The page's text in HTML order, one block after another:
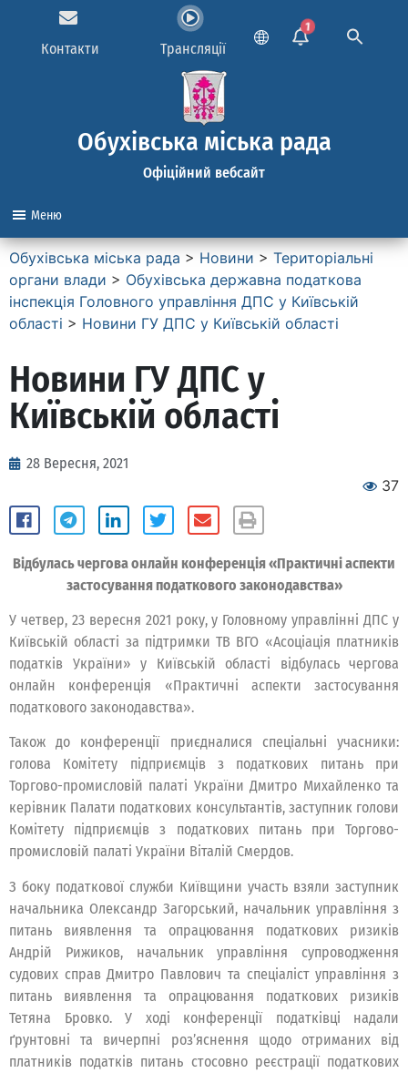
Контакти Трансляції
1
Обухівська міська рада
Офіційний вебсайт
Меню
Обухівська міська рада > Новини > Територіальні
органи влади > Обухівська державна податкова
інспекція Головного управління ДПС у Київській
області > Новини ГУ ДПС у Київській області
Новини ГУ ДПС у
Київській області
28 Вересня, 2021
37
Відбулась чергова онлайн конференція «Практичні аспекти
застосування податкового законодавства»
У четвер, 23 вересня 2021 року, у Головному управлінні ДПС у
Київській області за підтримки ТВ ВГО «Асоціація платників
податків України» у Київській області відбулась чергова
онлайн конференція «Практичні аспекти застосування
податкового законодавства».
Також до конференції приєдналися спеціальні учасники:
голова Комітету підприємців з податкових питань при
Торгово-промисловій палаті України Дмитро Михайленко та
керівник Палати податкових консультантів, заступник голови
Комітету підприємців з податкових питань при Торгово-
промисловій палаті України Віталій Смердов.
З боку податкової служби Київщини участь взяли заступник
начальника Олександр Загорський, начальник управління з
питань виявлення та опрацювання податкових ризиків
Андрій Рижиков, начальник управління супроводження
судових справ Дмитро Павлович та спеціаліст управління з
питань виявлення та опрацювання податкових ризиків
Тетяна Бровко. У ході конференції податківці надали
ґрунтовні та вичерпні роз’яснення щодо отриманих від
платників податків питань стосовно реєстрації податкових